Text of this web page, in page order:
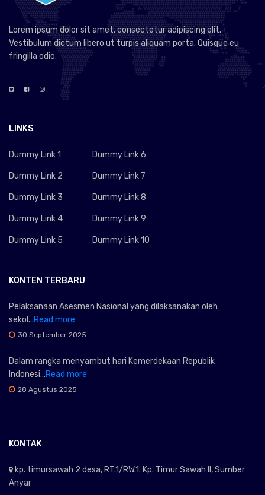
Lorem ipsum dolor sit amet, consectetur adipiscing elit.
Vestibulum dictum libero ut turpis aliquam porta. Quisque eu
fringilla odio.
LINKS
Dummy Link 1
Dummy Link 2
Dummy Link 3
Dummy Link 4
Dummy Link 5
Dummy Link 6
Dummy Link 7
Dummy Link 8
Dummy Link 9
Dummy Link 10
KONTEN TERBARU
Pelaksanaan Asesmen Nasional yang dilaksanakan oleh
sekol...Read more
30 September 2025
Dalam rangka menyambut hari Kemerdekaan Republik
Indonesi...Read more
28 Agustus 2025
KONTAK
kp. timursawah 2 desa, RT.1/RW.1. Kp. Timur Sawah II, Sumber
Anyar